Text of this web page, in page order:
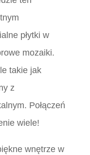
płytki w
mozaiki.
takie jak
z
Połączeń
wiele!
wnętrze w